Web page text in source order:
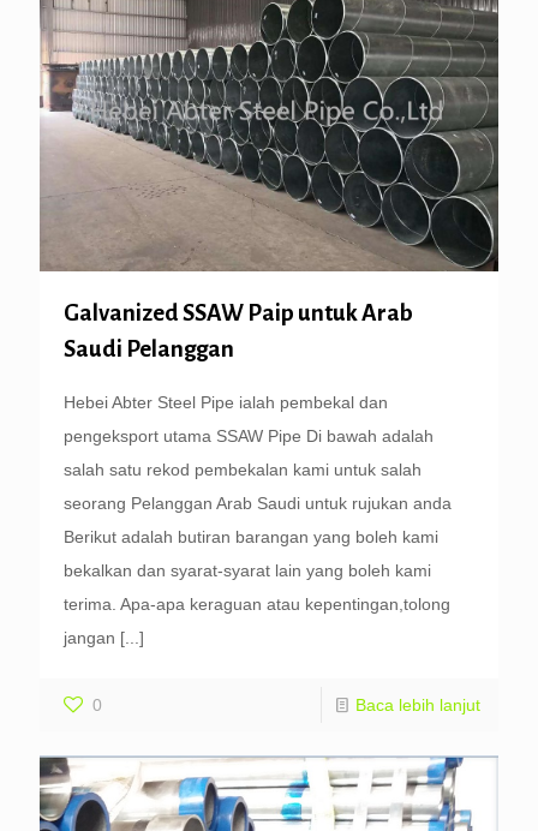
Galvanized SSAW Paip untuk Arab
Saudi Pelanggan
Hebei Abter Steel Pipe ialah pembekal dan
pengeksport utama SSAW Pipe Di bawah adalah
salah satu rekod pembekalan kami untuk salah
seorang Pelanggan Arab Saudi untuk rujukan anda
Berikut adalah butiran barangan yang boleh kami
bekalkan dan syarat-syarat lain yang boleh kami
terima. Apa-apa keraguan atau kepentingan,tolong
jangan [...]
0 Baca lebih lanjut